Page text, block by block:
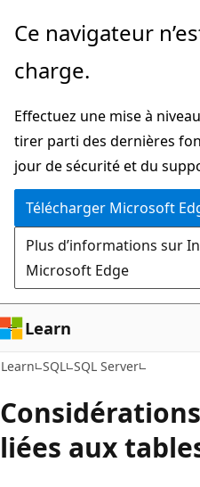
Passer
directement
au
principal
Ce navigateur
charge.
Effectuez une mise à
tirer parti des dernières
jour de sécurité et du
Télécharger Microsoft
Plus d’informations sur
Microsoft Edge
Learn
Learn SQL SQL Server
liées aux